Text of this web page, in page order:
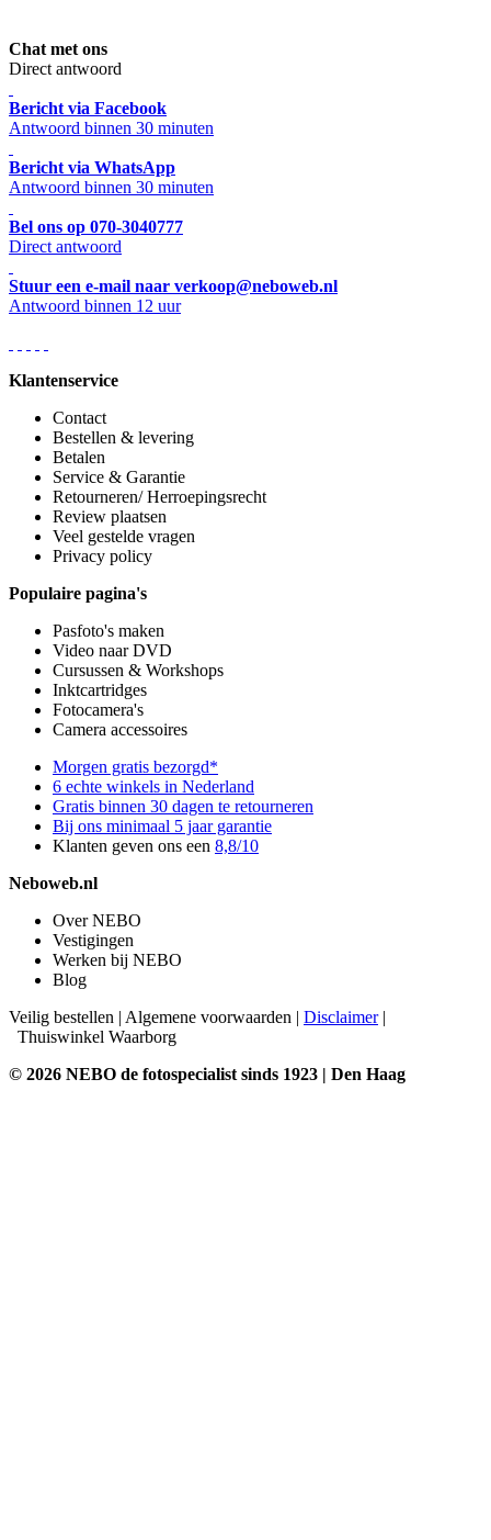
Chat met ons
Direct antwoord
Bericht via Facebook
Antwoord binnen 30 minuten
Bericht via WhatsApp
Antwoord binnen 30 minuten
Bel ons op 070-3040777
Direct antwoord
Stuur een e-mail naar verkoop@neboweb.nl
Antwoord binnen 12 uur
Klantenservice
Contact
Bestellen & levering
Betalen
Service & Garantie
Retourneren/ Herroepingsrecht
Review plaatsen
Veel gestelde vragen
Privacy policy
Populaire pagina's
Pasfoto's maken
Video naar DVD
Cursussen & Workshops
Inktcartridges
Fotocamera's
Camera accessoires
Morgen gratis bezorgd*
6 echte winkels in Nederland
Gratis binnen 30 dagen te retourneren
Bij ons minimaal 5 jaar garantie
Klanten geven ons een 8,8/10
Neboweb.nl
Over NEBO
Vestigingen
Werken bij NEBO
Blog
Veilig bestellen | Algemene voorwaarden | Disclaimer|
Thuiswinkel Waarborg
© 2026 NEBO de fotospecialist sinds 1923 | Den Haag